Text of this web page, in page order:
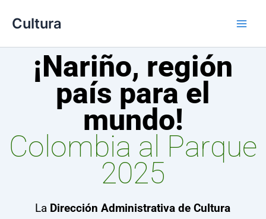
Cultura
¡Nariño, región
país para el
mundo!
Colombia al Parque
2025
La Dirección Administrativa de Cultura